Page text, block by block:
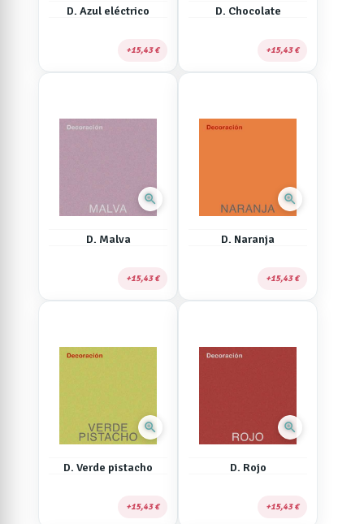
D. Azul eléctrico
15,43 €
D. Chocolate
15,43 €
zoom_in
D. Malva
15,43 €
zoom_in
D. Naranja
15,43 €
zoom_in
D. Verde pistacho
15,43 €
zoom_in
D. Rojo
15,43 €